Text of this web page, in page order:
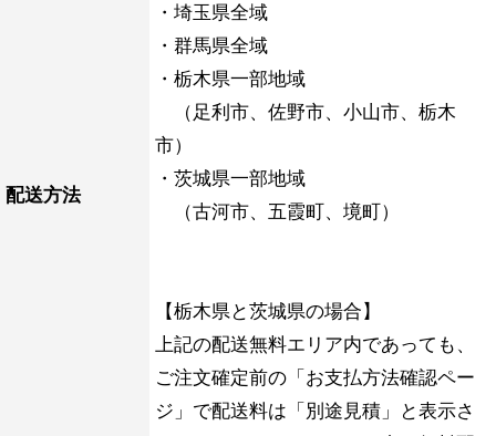
配送方法
・埼玉県全域
・群馬県全域
・栃木県一部地域
（足利市、佐野市、小山市、栃木
市）
・茨城県一部地域
（古河市、五霞町、境町）
【栃木県と茨城県の場合】
上記の配送無料エリア内であっても、
ご注文確定前の「お支払方法確認ペー
ジ」で配送料は「別途見積」と表示さ